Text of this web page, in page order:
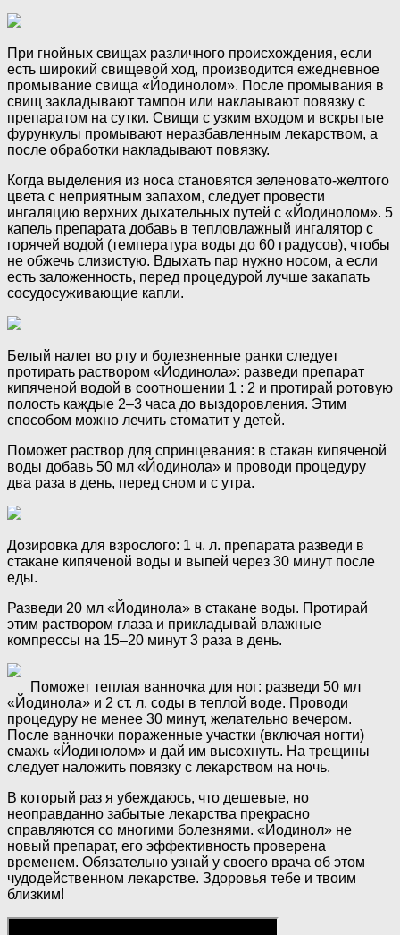
При гнойных свищах различного происхождения, если
есть широкий свищевой ход, производится ежедневное
промывание свища «Йодинолом». После промывания в
свищ закладывают тампон или наклаывают повязку с
препаратом на сутки. Свищи с узким входом и вскрытые
фурункулы промывают неразбавленным лекарством, а
после обработки накладывают повязку.
Когда выделения из носа становятся зеленовато-желтого
цвета с неприятным запахом, следует провести
ингаляцию верхних дыхательных путей с «Йодинолом». 5
капель препарата добавь в тепловлажный ингалятор с
горячей водой (температура воды до 60 градусов), чтобы
не обжечь слизистую. Вдыхать пар нужно носом, а если
есть заложенность, перед процедурой лучше закапать
сосудосуживающие капли.
Белый налет во рту и болезненные ранки следует
протирать раствором «Йодинола»: разведи препарат
кипяченой водой в соотношении 1 : 2 и протирай ротовую
полость каждые 2–3 часа до выздоровления. Этим
способом можно лечить стоматит у детей.
Поможет раствор для спринцевания: в стакан кипяченой
воды добавь 50 мл «Йодинола» и проводи процедуру
два раза в день, перед сном и с утра.
Дозировка для взрослого: 1 ч. л. препарата разведи в
стакане кипяченой воды и выпей через 30 минут после
еды.
Разведи 20 мл «Йодинола» в стакане воды. Протирай
этим раствором глаза и прикладывай влажные
компрессы на 15–20 минут 3 раза в день.
Поможет теплая ванночка для ног: разведи 50 мл
«Йодинола» и 2 ст. л. соды в теплой воде. Проводи
процедуру не менее 30 минут, желательно вечером.
После ванночки пораженные участки (включая ногти)
смажь «Йодинолом» и дай им высохнуть. На трещины
следует наложить повязку с лекарством на ночь.
В который раз я убеждаюсь, что дешевые, но
неоправданно забытые лекарства прекрасно
справляются со многими болезнями. «Йодинол» не
новый препарат, его эффективность проверена
временем. Обязательно узнай у своего врача об этом
чудодейственном лекарстве. Здоровья тебе и твоим
близким!